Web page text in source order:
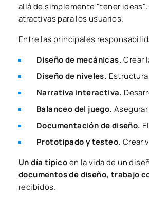
allá de simplemente "tener
atractivas para los usuarios.
Entre las principales
Diseño de mecánicas.Crear
Diseño de niveles.
Narrativa interactiva.
Balanceo del juego.
Documentación de diseño.
Prototipado y testeo. Crear
Un día típicoen la vida de un
documentos de diseño, trabajo
recibidos.